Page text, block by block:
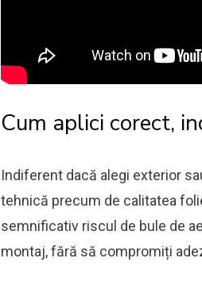
Cum aplici corect,
Indiferent dacă alegi exterior
tehnică precum de calitatea
semnificativ riscul de bule de
montaj, fără să compromiți